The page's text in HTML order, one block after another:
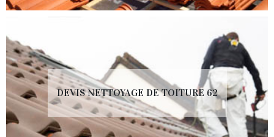
DEVIS NETTOYAGE DE TOITURE 62